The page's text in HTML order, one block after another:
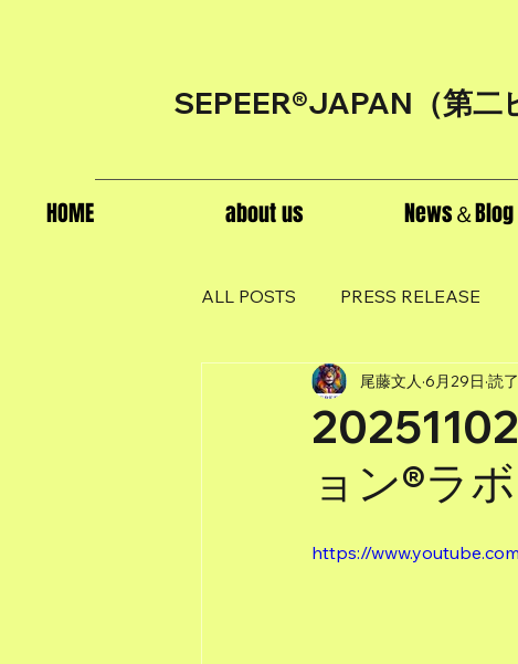
SEPEER®JAPAN（第二
HOME about us News＆Blog
ALL POSTS PRESS RELEASE
ョン®ラボ
尾藤文人 6月29日 読
https://